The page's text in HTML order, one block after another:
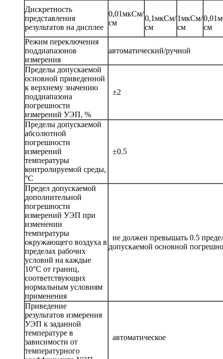
Дискретность
представления
результатов на дисплее
0,01мкСм/
см
0,1мкСм/
см
1мкСм/
см
см
Режим переключения
поддиапазонов
измерения
автоматический/ручной
Пределы допускаемой
основной приведенной
к верхнему значению
поддиапазона
погрешности
измерений УЭП, %
±2
Пределы допускаемой
абсолютной
погрешности
измерений
температуры
контролируемой среды,
°С
±0.5
Предел допускаемой
дополнительной
погрешности
измерений УЭП при
изменении
температуры
окружающего воздуха в
пределах рабочих
условий на каждые
10°С от границ,
соответствующих
нормальным условиям
применения
не должен превышать 0.5
допускаемой основной
Приведение
результатов измерения
УЭП к заданной
температуре в
зависимости от
температурного
автоматическое